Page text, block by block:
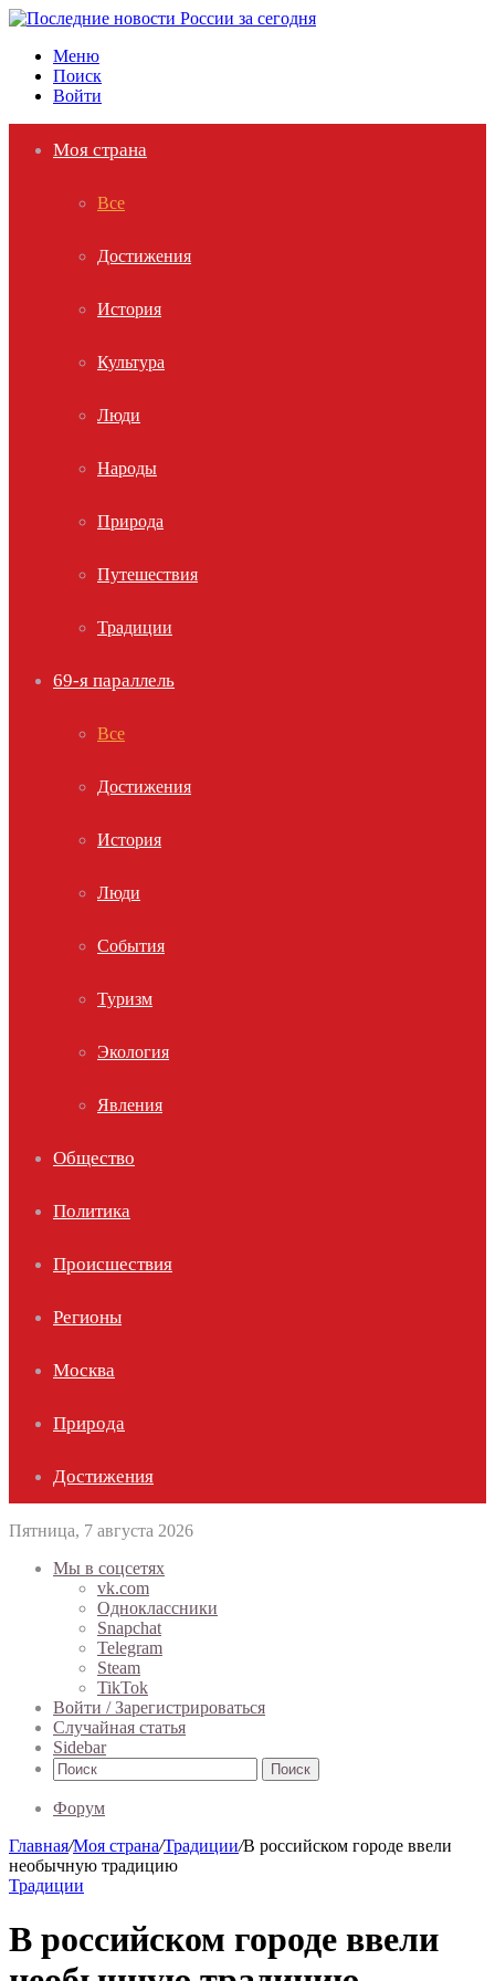
Меню
Поиск
Войти
Моя страна
Все
Достижения
История
Культура
Люди
Народы
Природа
Путешествия
Традиции
69-я параллель
Все
Достижения
История
Люди
События
Туризм
Экология
Явления
Общество
Политика
Происшествия
Регионы
Москва
Природа
Достижения
Пятница, 7 августа 2026
Мы в соцсетях
vk.com
Одноклассники
Snapchat
Telegram
Steam
TikTok
Войти / Зарегистрироваться
Случайная статья
Sidebar
Поиск
Форум
Главная/Моя страна/Традиции/В российском городе ввели
необычную традицию
Традиции
В российском городе ввели